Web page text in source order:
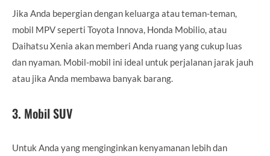
Jika Anda bepergian dengan keluarga atau teman-teman,
mobil MPV seperti Toyota Innova, Honda Mobilio, atau
Daihatsu Xenia akan memberi Anda ruang yang cukup luas
dan nyaman. Mobil-mobil ini ideal untuk perjalanan jarak jauh
atau jika Anda membawa banyak barang.
3. Mobil SUV
Untuk Anda yang menginginkan kenyamanan lebih dan